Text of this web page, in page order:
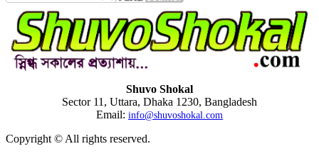
Shuvo Shokal
Sector 11, Uttara, Dhaka 1230, Bangladesh
Email: info@shuvoshokal.com
Copyright © All rights reserved.